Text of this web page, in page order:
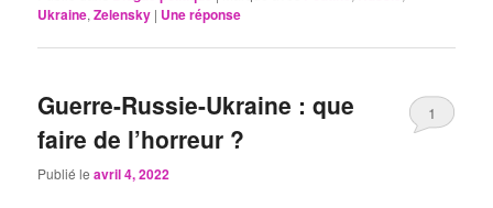
Ukraine,Zelensky | Uneréponse
Guerre-Russie-Ukraine : que
faire de l’horreur ?
Publié leavril 4, 2022
1